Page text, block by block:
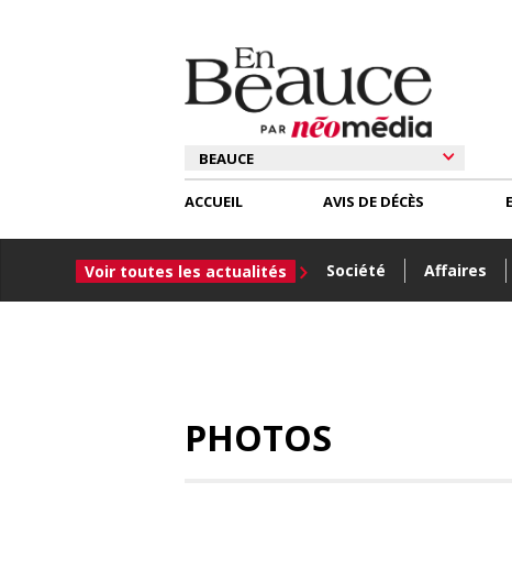
ACCUEIL
Voir toutes les actualités Société Affaires
AVIS DE DÉCÈS
PHOTOS